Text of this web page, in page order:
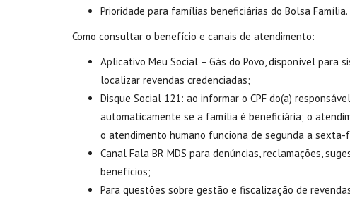
Prioridade para famílias beneficiárias do Bolsa Família.
Como consultar o benefício e canais de atendimento:
Aplicativo Meu Social – Gás do Povo, disponível para
localizar revendas credenciadas;
Disque Social 121: ao informar o CPF do(a)
automaticamente se a família é beneficiária; o
o atendimento humano funciona de segunda a sexta-
Canal Fala BR MDS para denúncias, reclamações,
benefícios;
Para questões sobre gestão e fiscalização de